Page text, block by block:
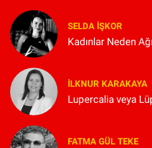
SELDA İŞKOR
Kadınlar Neden
İLKNUR KARAKAYA
Lupercalia veya
FATMA GÜL TEKE